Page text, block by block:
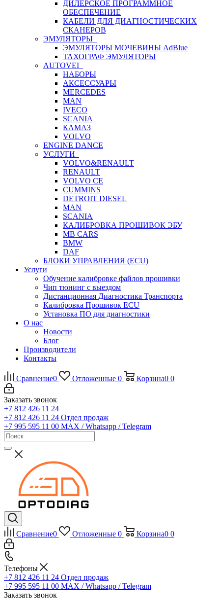
ДИЛЕРСКОЕ ПРОГРАММНОЕ
ОБЕСПЕЧЕНИЕ
КАБЕЛИ ДЛЯ ДИАГНОСТИЧЕСКИХ
СКАНЕРОВ
ЭМУЛЯТОРЫ
ЭМУЛЯТОРЫ МОЧЕВИНЫ АdBlue
ТАХОГРАФ ЭМУЛЯТОРЫ
AUTOVEI
НАБОРЫ
АКСЕССУАРЫ
MERCEDES
MAN
IVECO
SCANIA
КАМАЗ
VOLVO
ENGINE DANCE
УСЛУГИ
VOLVO&RENAULT
RENAULT
VOLVO CE
CUMMINS
DETROIT DIESEL
MAN
SCANIA
КАЛИБРОВКА ПРОШИВОК ЭБУ
MB CARS
BMW
DAF
БЛОКИ УПРАВЛЕНИЯ (ECU)
Услуги
Обучение калибровке файлов прошивки
Чип тюнинг с выездом
Дистанционная Диагностика Транспорта
Калибровка Прошивок ECU
Установка ПО для диагностики
О нас
Новости
Блог
Производители
Контакты
Сравнение0 Отложенные 0 Корзина0 0
Заказать звонок
+7 812 426 11 24
+7 812 426 11 24 Отдел продаж
+7 995 595 11 00 MAX / Whatsapp / Telegram
Сравнение0 Отложенные 0 Корзина0 0
Телефоны
+7 812 426 11 24 Отдел продаж
+7 995 595 11 00 MAX / Whatsapp / Telegram
Заказать звонок